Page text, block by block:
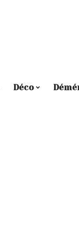
Déco